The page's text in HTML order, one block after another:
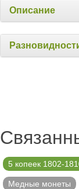
Описание
5 копеек 1802-
Медные монеты